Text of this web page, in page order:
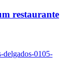
restaurante
delgados-0105-